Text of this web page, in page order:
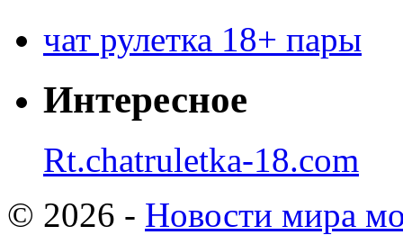
чат рулетка 18+ пары
Интересное
Rt.chatruletka-18.com
© 2026 - Новости мира